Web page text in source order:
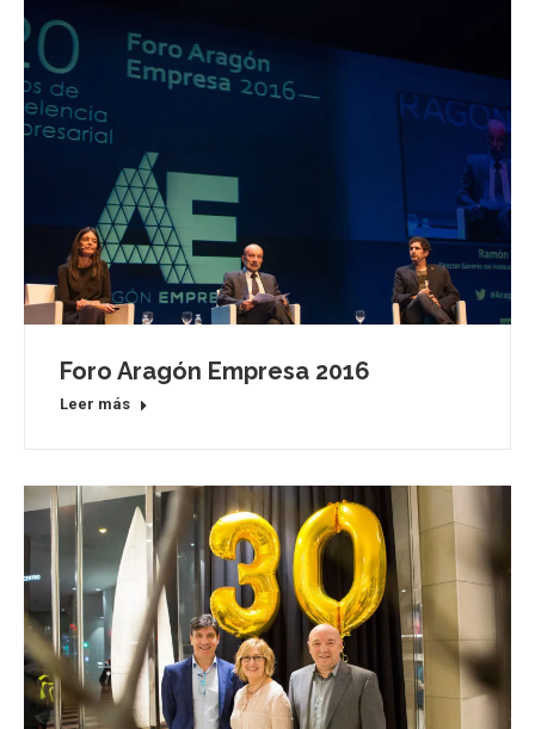
Foro Aragón Empresa 2016
Leer más